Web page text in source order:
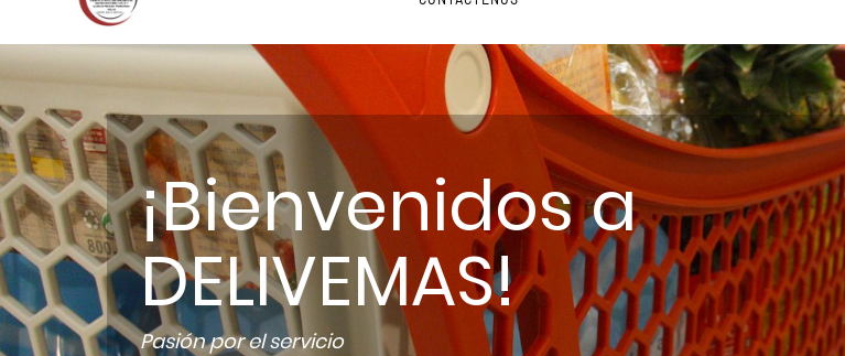
¡Bienvenidos a
DELIVEMAS!
Pasión por el servicio